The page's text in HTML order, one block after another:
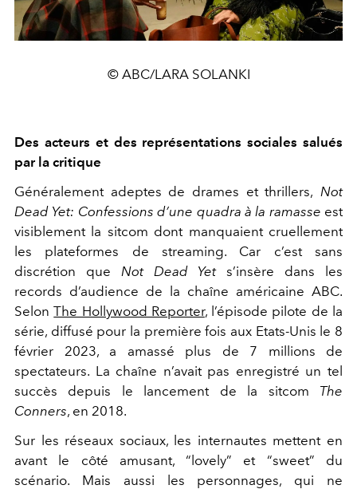
© ABC/LARA SOLANKI
Des acteurs et des représentations sociales salués
par la critique
Généralement adeptes de drames et thrillers, Not
Dead Yet: Confessions d’une quadra à la ramasse est
visiblement la sitcom dont manquaient cruellement
les plateformes de streaming. Car c’est sans
discrétion que Not Dead Yets’insère dans les
records d’audience de la chaîne américaine ABC.
SelonThe Hollywood Reporter, l’épisode pilote de la
série, diffusé pour la première fois aux Etats-Unis le 8
février 2023, a amassé plus de 7 millions de
spectateurs. La chaîne n’avait pas enregistré un tel
succès depuis le lancement de la sitcom The
Conners, en 2018.
Sur les réseaux sociaux, les internautes mettent en
avant le côté amusant, “lovely” et “sweet” du
scénario. Mais aussi les personnages, qui ne